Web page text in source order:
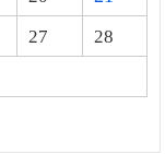
27
28